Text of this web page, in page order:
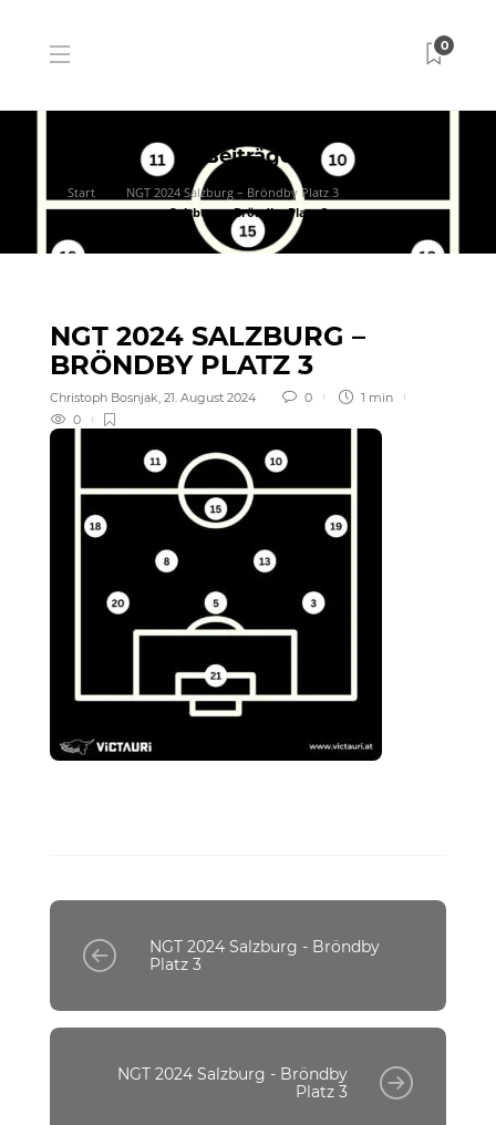
0
Beiträge
Start NGT 2024 Salzburg – Bröndby Platz 3
Salzburg – Bröndby Platz 3
NGT 2024 SALZBURG –
BRÖNDBY PLATZ 3
Christoph Bosnjak, 21. August 2024 0
1 min
0
NGT 2024 Salzburg - Bröndby
Platz 3
NGT 2024 Salzburg - Bröndby
Platz 3